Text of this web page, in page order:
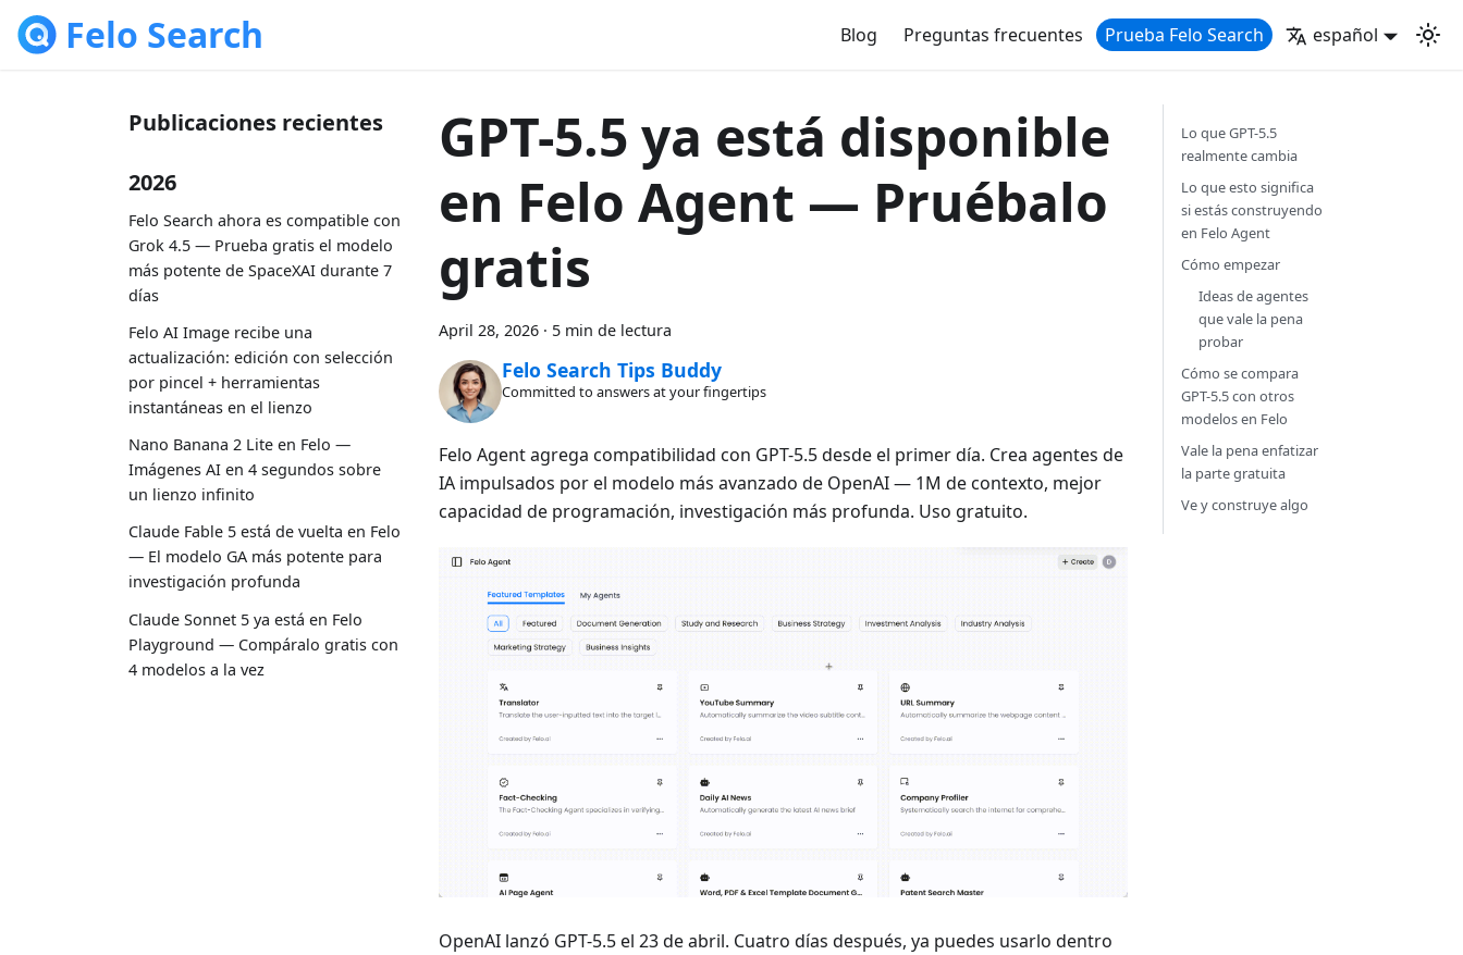
Felo Search Blog Preguntas frecuentes Prueba Felo Search español
Publicaciones recientes
2026
Felo Search ahora es compatible con
Grok 4.5 — Prueba gratis el modelo
más potente de SpaceXAI durante 7
días
Felo AI Image recibe una
actualización: edición con selección
por pincel + herramientas
instantáneas en el lienzo
Nano Banana 2 Lite en Felo —
Imágenes AI en 4 segundos sobre
un lienzo infinito
Claude Fable 5 está de vuelta en Felo
— El modelo GA más potente para
investigación profunda
Claude Sonnet 5 ya está en Felo
Playground — Compáralo gratis con
4 modelos a la vez
GPT-5.5 ya está disponible
en Felo Agent — Pruébalo
gratis
April 28, 2026 · 5 min de lectura
Felo Search Tips Buddy
Committed to answers at your fingertips
Felo Agent agrega compatibilidad con GPT-5.5 desde el primer día. Crea agentes de
IA impulsados por el modelo más avanzado de OpenAI — 1M de contexto, mejor
capacidad de programación, investigación más profunda. Uso gratuito.
OpenAI lanzó GPT-5.5 el 23 de abril. Cuatro días después, ya puedes usarlo dentro
Lo que GPT-5.5
realmente cambia
Lo que esto significa
si estás construyendo
en Felo Agent
Cómo empezar
Ideas de agentes
que vale la pena
probar
Cómo se compara
GPT-5.5 con otros
modelos en Felo
Vale la pena enfatizar
la parte gratuita
Ve y construye algo